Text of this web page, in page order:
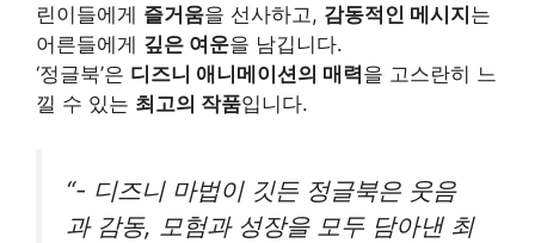
린이들에게 즐거움을 선사하고, 감동적인 메시지는
어른들에게 깊은 여운을 남깁니다.
‘정글북’은 디즈니 애니메이션의 매력을 고스란히 느
낄 수 있는 최고의 작품입니다.
“- 디즈니 마법이 깃든 정글북은 웃음
과 감동, 모험과 성장을 모두 담아낸 최